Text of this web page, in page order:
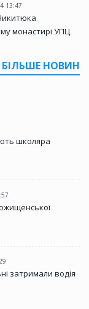
13:47
монастирі УПЦ
БІЛЬШЕ НОВИН
школяра
затримали водія